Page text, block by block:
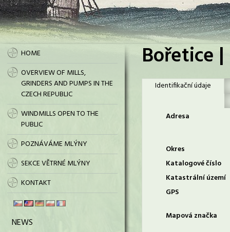
HOME
OVERVIEW OF MILLS,
GRINDERS AND PUMPS IN THE
CZECH REPUBLIC
WINDMILLS OPEN TO THE
PUBLIC
POZNÁVÁME MLÝNY
SEKCE VĚTRNÉ MLÝNY
KONTAKT
NEWS
Bořetice
Identifikační údaje
Adresa
Okres
Katalogové číslo
Katastrální území
GPS
Mapová značka